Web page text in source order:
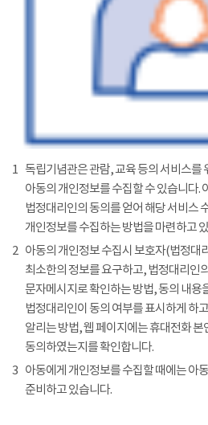
1 독립기념관은 관람, 교육 등의 서비스를
아동의 개인정보를 수집할 수 있습니다.
법정대리인의 동의를 얻어 해당 서비스
개인정보를 수집하는 방법을 마련하고
2 아동의 개인정보 수집시 보호자(법정대
최소한의 정보를 요구하고, 법정대리인
문자메시지로 확인하는 방법, 동의 내용
법정대리인이 동의 여부를 표시하게 하
알리는 방법, 웹 페이지에는 휴대전화 본
동의하였는지를 확인합니다.
3 아동에게 개인정보를 수집할 때에는 아
준비하고 있습니다.